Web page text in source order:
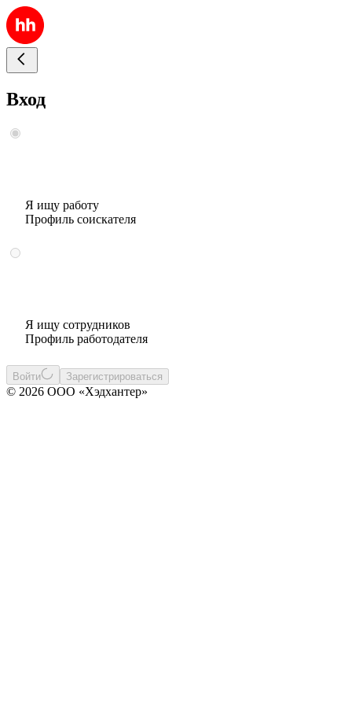
Вход
Я ищу работу
Профиль соискателя
Я ищу сотрудников
Профиль работодателя
Войти Зарегистрироваться
© 2026 ООО «Хэдхантер»